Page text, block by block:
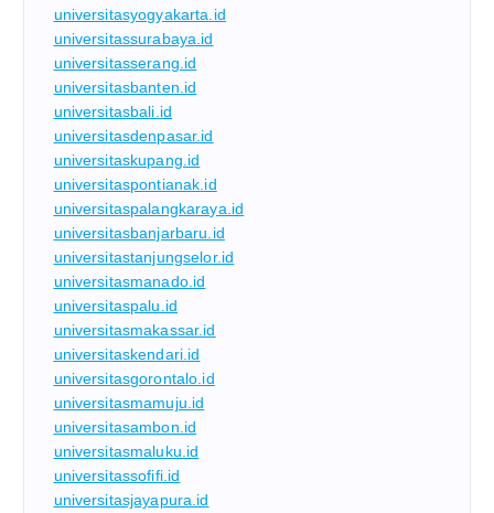
universitasyogyakarta.id
universitassurabaya.id
universitasserang.id
universitasbanten.id
universitasbali.id
universitasdenpasar.id
universitaskupang.id
universitaspontianak.id
universitaspalangkaraya.id
universitasbanjarbaru.id
universitastanjungselor.id
universitasmanado.id
universitaspalu.id
universitasmakassar.id
universitaskendari.id
universitasgorontalo.id
universitasmamuju.id
universitasambon.id
universitasmaluku.id
universitassofifi.id
universitasjayapura.id